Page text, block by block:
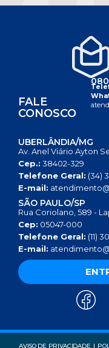
FALE
CONOSCO
UBERLÂNDIA/MG
Av. Anel Viário Ayton
Cep.: 38402-329
Telefone Geral: (34)
E-mail:
SÃO PAULO/SP
Rua Coriolano, 589 -
Cep: 05047-000
Telefone Geral: (11)
E-mail:
AVISO DE PRIVACIDADE